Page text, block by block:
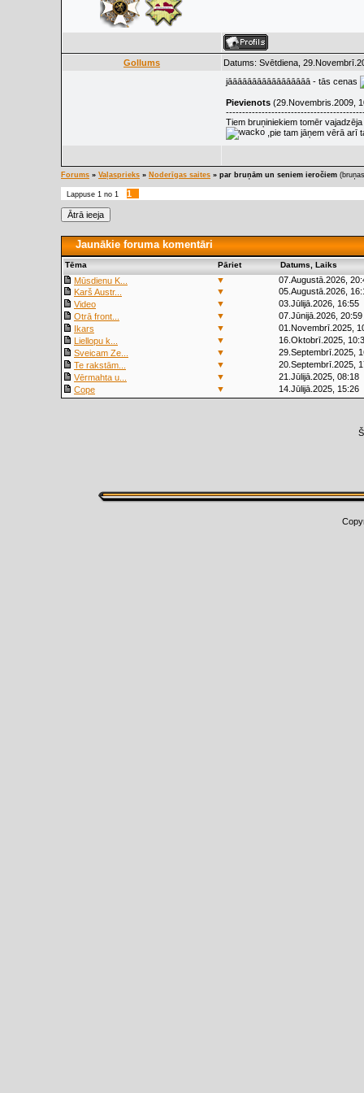
Gollums
Datums: Svētdiena,
jāāāāāāāāāāāāāāāāā - tās cenas
Pievienots (29.Novembris.2009,
Tiem bruņiniekiem tomēr
,pie tam jāņem vērā arī
Forums » Vaļasprieks » Noderīgas saites » par bruņām un seniem ieročiem
Lappuse 1 no 1 1
Jaunākie foruma komentāri
Tēma Pāriet Datums, Laiks
Mūsdienu K... ▼
07.Augustā.2026,
Karš Austr...
▼
05.Augustā.2026,
Video
▼
03.Jūlijā.2026, 16:55
Otrā front...
▼
07.Jūnijā.2026, 20:59
Ikars
▼
01.Novembrī.2025,
Liellopu k...
▼
16.Oktobrī.2025,
Sveicam Ze...
▼
29.Septembrī.2025,
Te rakstām...
▼
20.Septembrī.2025,
Vērmahta u...
▼
21.Jūlijā.2025, 08:18
Cope
▼ 14.Jūlijā.2025, 15:26